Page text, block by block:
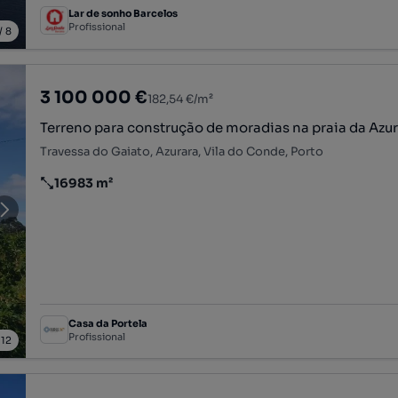
8
Lar de sonho Barcelos
Profissional
12
3 100 000 €182,54 €/m²
Terreno para construção de moradias na praia da
Travessa do Gaiato, Azurara, Vila do Conde, Porto
Preço por metro quadrado
16983 m²
Casa da Portela
Profissional